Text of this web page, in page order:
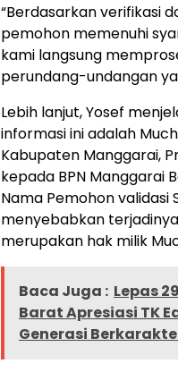
“Berdasarkan verifikasi
pemohon memenuhi
kami langsung
perundang-undangan
Lebih lanjut, Yosef
informasi ini adalah
Kabupaten Manggarai,
kepada BPN Manggarai
Nama Pemohon validasi
menyebabkan
merupakan hak milik
Baca Juga : Lepas
Barat Apresiasi TK
Generasi